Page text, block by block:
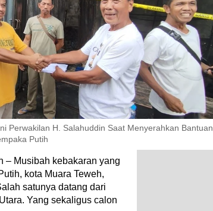
Perwakilan H. Salahuddin Saat Menyerahkan Bantuan
Putih
– Musibah kebakaran yang
kota Muara Teweh,
satunya datang dari
Yang sekaligus calon